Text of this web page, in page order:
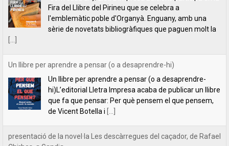
hi)L’editorial Lletra Impresa acaba de publicar un llibre
que fa que pensar: Per què pensem el que pensem,
de Vicent Botella i[...]
presentació de la novel·la Les descàrregues del caçador, de Rafael
Chirbes, a Gandia
Ens plau convidar-vos a la presentació de la novel·la
Les descàrregues del caçador, de Rafael Chirbes, a
Gandia, que tindrà lloc a la llibreria Ambra Llibres (Av.
Alacant, 12), el [...]
INDILLETRES 2023. CRÒNICA.